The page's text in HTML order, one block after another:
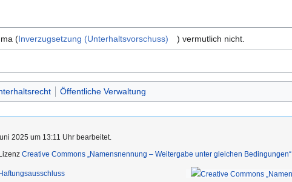
(Inverzugsetzung (Unterhaltsvorschuss) ) vermutlich nicht.
Öffentliche Verwaltung
2025 um 13:11 Uhr bearbeitet.
Creative Commons „Namensnennung – Weitergabe unter gleichen Bedingungen“
Haftungsausschluss